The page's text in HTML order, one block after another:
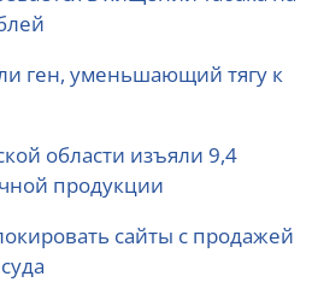
ген, уменьшающий тягу к
области изъяли 9,4
продукции
сайты с продажей